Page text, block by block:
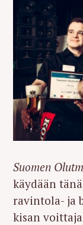
Suomen
käydään
ravintola- ja
kisan